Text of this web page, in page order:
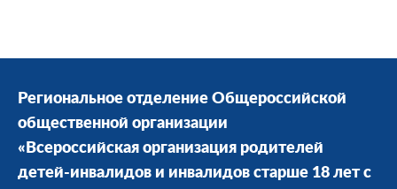
Региональное отделение Общероссийской
общественной организации
«Всероссийская организация родителей
детей-инвалидов и инвалидов старше 18 лет с